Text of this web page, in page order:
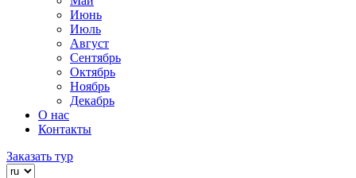
Июнь
Июль
Август
Сентябрь
Октябрь
Ноябрь
Декабрь
О нас
Контакты
Заказать тур